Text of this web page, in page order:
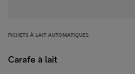
PICHETS À LAIT AUTOMATIQUES
Carafe à lait